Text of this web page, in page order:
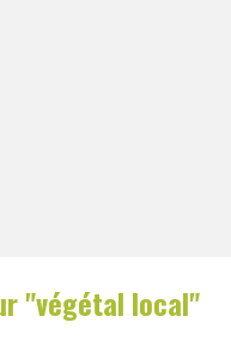
"végétal local"